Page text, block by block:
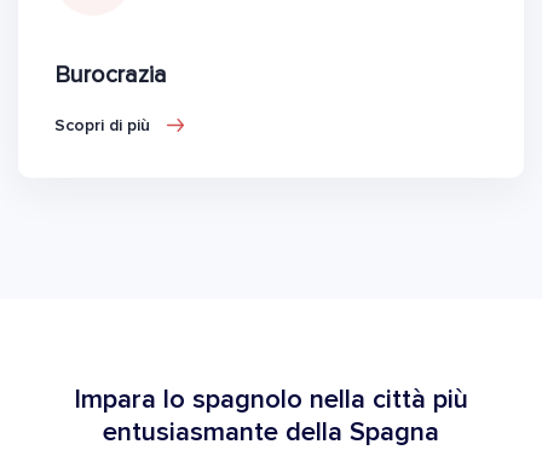
Burocrazia
Scopri di più
Impara lo spagnolo nella città più
entusiasmante della Spagna